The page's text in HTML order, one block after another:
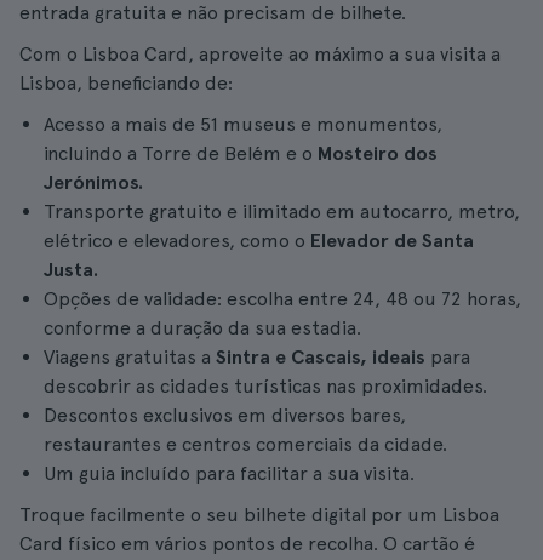
entrada gratuita e não precisam de bilhete.
Com o Lisboa Card, aproveite ao máximo a sua visita a
Lisboa, beneficiando de:
Acesso a mais de 51 museus e monumentos,
incluindo a Torre de Belém e o Mosteiro dos
Jerónimos.
Transporte gratuito e ilimitado em autocarro, metro,
elétrico e elevadores, como o Elevador de Santa
Justa.
Opções de validade: escolha entre 24, 48 ou 72 horas,
conforme a duração da sua estadia.
Viagens gratuitas a Sintra e Cascais, ideais para
descobrir as cidades turísticas nas proximidades.
Descontos exclusivos em diversos bares,
restaurantes e centros comerciais da cidade.
Um guia incluído para facilitar a sua visita.
Troque facilmente o seu bilhete digital por um Lisboa
Card físico em vários pontos de recolha. O cartão é